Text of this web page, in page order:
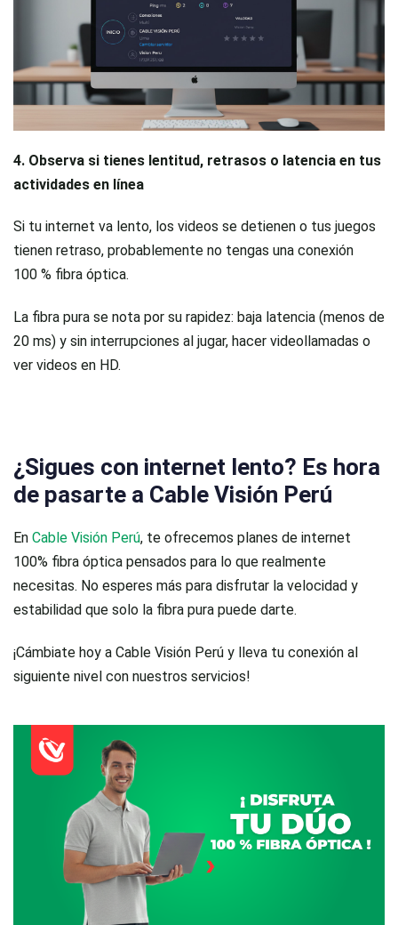
4. Observa si tienes lentitud, retrasos o latencia en tus
actividades en línea
Si tu internet va lento, los videos se detienen o tus juegos
tienen retraso, probablemente no tengas una conexión
100 % fibra óptica.
La fibra pura se nota por su rapidez: baja latencia (menos de
20 ms) y sin interrupciones al jugar, hacer videollamadas o
ver videos en HD.
¿Sigues con internet lento? Es hora
de pasarte a Cable Visión Perú
En Cable Visión Perú, te ofrecemos planes de internet
100% fibra óptica pensados para lo que realmente
necesitas. No esperes más para disfrutar la velocidad y
estabilidad que solo la fibra pura puede darte.
¡Cámbiate hoy a Cable Visión Perú y lleva tu conexión al
siguiente nivel con nuestros servicios!